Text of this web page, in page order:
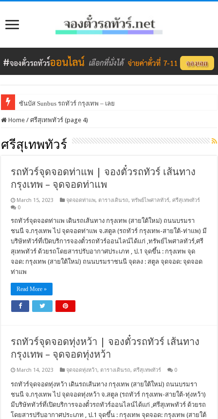
ซันบัส Sunbus รถทัวร์ กรุงเทพ – เลย
Home / ศรีสุเทพทัวร์ (page 4)
ศรีสุเทพทัวร์
รถทัวร์จุดจอดท่าแพ | จองตั๋วรถทัวร์ เส้นทาง
กรุงเทพ – จุดจอดท่าแพ
March 15, 2023 จุดจอดท่าแพ, ตารางเดินรถ,ทรัพย์ไพศาลทัวร์,ศรีสุเทพทัวร์
0
รถทัวร์จุดจอดท่าแพ เดินรถเส้นทาง กรุงเทพ (สายใต้ใหม่) ถนนบรมรา
ชนนี จ.กรุงเทพ ไป จุดจอดท่าแพ จ.สตูล (รถทัวร์ กรุงเทพ-สายใต้-ท่าแพ) มี
บริษัททัวร์ที่เปิดบริการจองตั๋วรถทัวร์ออนไลน์ได้แก่ ,ทรัพย์ไพศาลทัวร์,ศรี
สุเทพทัวร์ ด้วยรถโดยสารปรับอากาศประเภท , ป.1 จุดขึ้น : กรุงเทพ จุด
จอด: กรุงเทพ (สายใต้ใหม่) ถนนบรมราชนนี จุดลง : สตูล จุดจอด: จุดจอด
ท่าแพ
Read More »
รถทัวร์จุดจอดทุ่งหว้า | จองตั๋วรถทัวร์ เส้นทาง
กรุงเทพ – จุดจอดทุ่งหว้า
March 14, 2023 จุดจอดทุ่งหว้า, ตารางเดินรถ,ศรีสุเทพทัวร์ 0
รถทัวร์จุดจอดทุ่งหว้า เดินรถเส้นทาง กรุงเทพ (สายใต้ใหม่) ถนนบรมรา
ชนนี จ.กรุงเทพ ไป จุดจอดทุ่งหว้า จ.สตูล (รถทัวร์ กรุงเทพ-สายใต้-ทุ่งหว้า)
มีบริษัททัวร์ที่เปิดบริการจองตั๋วรถทัวร์ออนไลน์ได้แก่ ,ศรีสุเทพทัวร์ ด้วยรถ
โดยสารปรับอากาศประเภท , ป.1 จุดขึ้น : กรุงเทพ จุดจอด: กรุงเทพ (สายใต้